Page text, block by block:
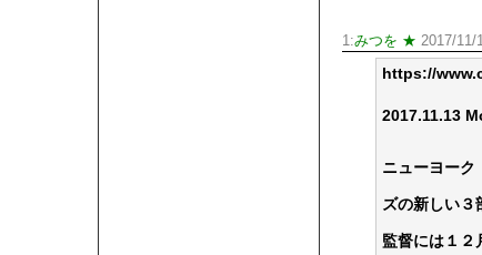
メイドの格好してるちょちょたんの破壊力が
ランJ民ワイ、新しいランニングシューズを手
出自が社長にバレて「愛人になれ」と脅され
【唖然】渋谷のホームレス対策、とんでもない
ポルシェが満を持して送り出す初EV 「タイカ
【朗報】阪神のドラフト、ガチで大当たりだ
1:みつを ★ 2017/11/
https://
2017.11.13
ニューヨーク
ズの新しい３
監督には１２